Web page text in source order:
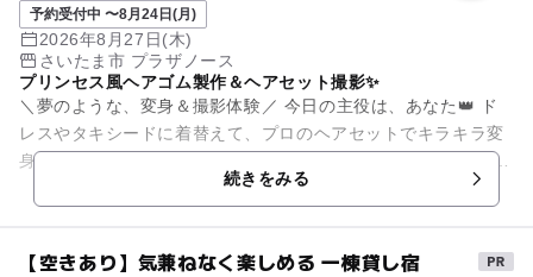
予約受付中 〜8月24日(月)
2026年8月27日(木)
さいたま市 プラザノース
プリンセス風ヘアゴム製作＆ヘアセット撮影✨
＼夢のような、変身＆撮影体験／ 今日の主役は、あなた👑 ド
レスやタキシードに着替えて、プロのヘアセットでキラキラ変
身！ すてきな衣装での撮影タイムまで楽しめる、とびきり特別
続きをみる
【空きあり】気兼ねなく楽しめる 一棟貸し宿